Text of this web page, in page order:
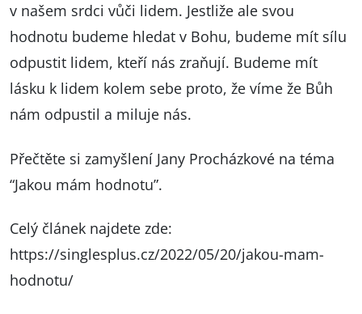
v našem srdci vůči lidem. Jestliže ale svou
hodnotu budeme hledat v Bohu, budeme mít sílu
odpustit lidem, kteří nás zraňují. Budeme mít
lásku k lidem kolem sebe proto, že víme že Bůh
nám odpustil a miluje nás.
Přečtěte si zamyšlení Jany Procházkové na téma
“Jakou mám hodnotu”.
Celý článek najdete zde:
https://singlesplus.cz/2022/05/20/jakou-mam-
hodnotu/